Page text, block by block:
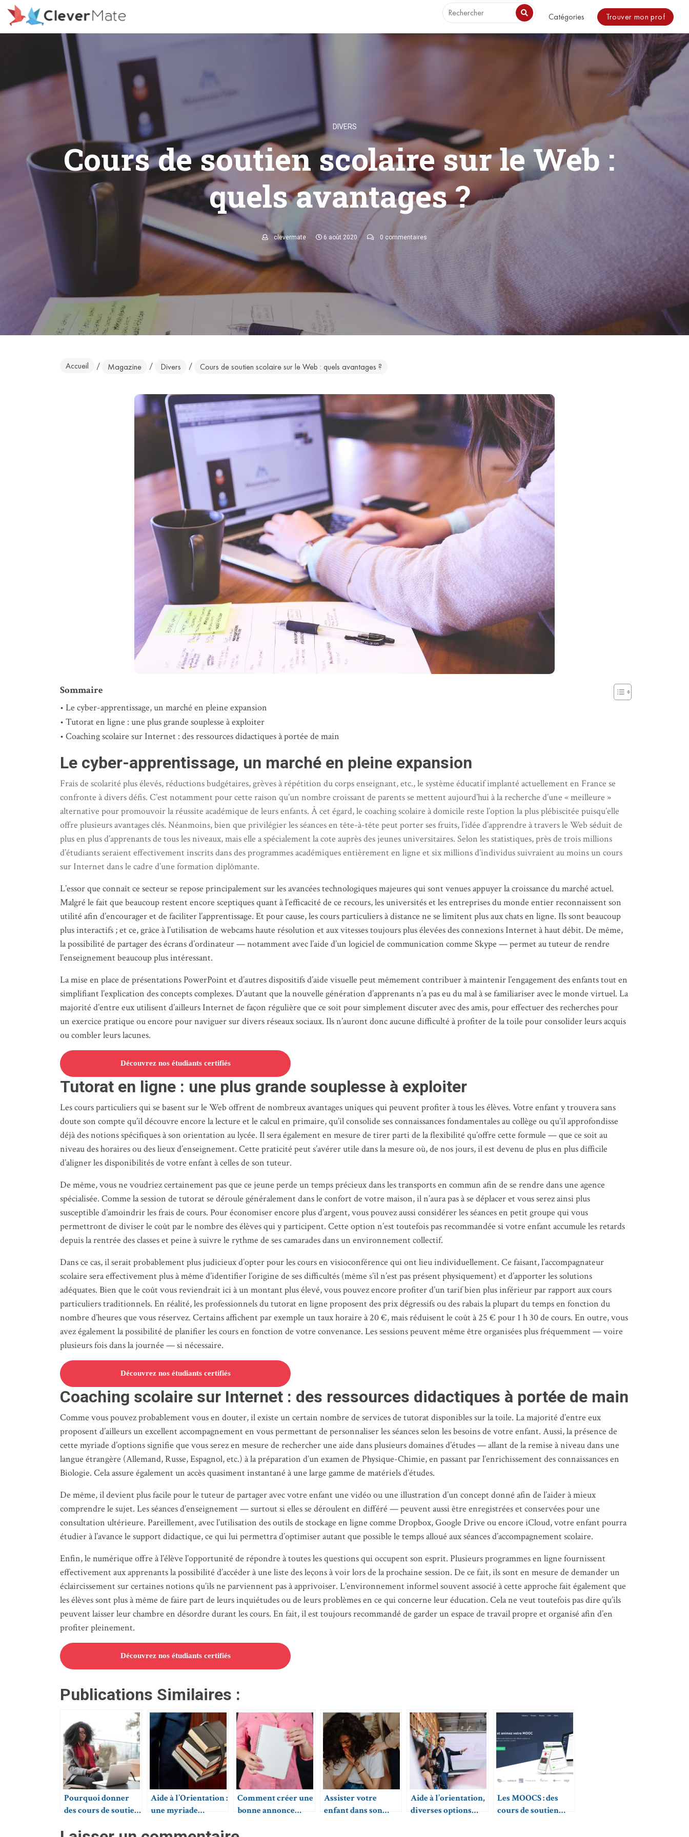
Deprecated: File registration.php is deprecated since version 3.1.0 with no alternative available. This file no longer needs to be included. in /usr/share/nginx/html/magazine/wp-
includes/functions.php on line 6078
Catégories Trouver mon prof
DIVERS
Cours de soutien scolaire sur le Web :
quels avantages ?
clevermate 6 août 2020 0 commentaires
Accueil / Magazine / Divers / Cours de soutien scolaire sur le Web : quels avantages ?
Sommaire
Le cyber-apprentissage, un marché en pleine expansion
Tutorat en ligne : une plus grande souplesse à exploiter
Coaching scolaire sur Internet : des ressources didactiques à portée de main
Le cyber-apprentissage, un marché en pleine expansion
Frais de scolarité plus élevés, réductions budgétaires, grèves à répétition du corps enseignant, etc., le système éducatif implanté actuellement en France se
confronte à divers défis. C’est notamment pour cette raison qu’un nombre croissant de parents se mettent aujourd’hui à la recherche d’une « meilleure »
alternative pour promouvoir la réussite académique de leurs enfants. À cet égard, le coaching scolaire à domicile reste l’option la plus plébiscitée puisqu’elle
offre plusieurs avantages clés. Néanmoins, bien que privilégier les séances en tête-à-tête peut porter ses fruits, l’idée d’apprendre à travers le Web séduit de
plus en plus d’apprenants de tous les niveaux, mais elle a spécialement la cote auprès des jeunes universitaires. Selon les statistiques, près de trois millions
d’étudiants seraient effectivement inscrits dans des programmes académiques entièrement en ligne et six millions d’individus suivraient au moins un cours
sur Internet dans le cadre d’une formation diplômante.
L’essor que connaît ce secteur se repose principalement sur les avancées technologiques majeures qui sont venues appuyer la croissance du marché actuel.
Malgré le fait que beaucoup restent encore sceptiques quant à l’efficacité de ce recours, les universités et les entreprises du monde entier reconnaissent son
utilité afin d’encourager et de faciliter l’apprentissage. Et pour cause, les cours particuliers à distance ne se limitent plus aux chats en ligne. Ils sont beaucoup
plus interactifs ; et ce, grâce à l’utilisation de webcams haute résolution et aux vitesses toujours plus élevées des connexions Internet à haut débit. De même,
la possibilité de partager des écrans d’ordinateur — notamment avec l’aide d’un logiciel de communication comme Skype — permet au tuteur de rendre
l’enseignement beaucoup plus intéressant.
La mise en place de présentations PowerPoint et d’autres dispositifs d’aide visuelle peut mêmement contribuer à maintenir l’engagement des enfants tout en
simplifiant l’explication des concepts complexes. D’autant que la nouvelle génération d’apprenants n’a pas eu du mal à se familiariser avec le monde virtuel. La
majorité d’entre eux utilisent d’ailleurs Internet de façon régulière que ce soit pour simplement discuter avec des amis, pour effectuer des recherches pour
un exercice pratique ou encore pour naviguer sur divers réseaux sociaux. Ils n’auront donc aucune difficulté à profiter de la toile pour consolider leurs acquis
ou combler leurs lacunes.
Découvrez nos étudiants certifiés
Tutorat en ligne : une plus grande souplesse à exploiter
Les cours particuliers qui se basent sur le Web offrent de nombreux avantages uniques qui peuvent profiter à tous les élèves. Votre enfant y trouvera sans
doute son compte qu’il découvre encore la lecture et le calcul en primaire, qu’il consolide ses connaissances fondamentales au collège ou qu’il approfondisse
déjà des notions spécifiques à son orientation au lycée. Il sera également en mesure de tirer parti de la flexibilité qu’offre cette formule — que ce soit au
niveau des horaires ou des lieux d’enseignement. Cette praticité peut s’avérer utile dans la mesure où, de nos jours, il est devenu de plus en plus difficile
d’aligner les disponibilités de votre enfant à celles de son tuteur.
De même, vous ne voudriez certainement pas que ce jeune perde un temps précieux dans les transports en commun afin de se rendre dans une agence
spécialisée. Comme la session de tutorat se déroule généralement dans le confort de votre maison, il n’aura pas à se déplacer et vous serez ainsi plus
susceptible d’amoindrir les frais de cours. Pour économiser encore plus d’argent, vous pouvez aussi considérer les séances en petit groupe qui vous
permettront de diviser le coût par le nombre des élèves qui y participent. Cette option n’est toutefois pas recommandée si votre enfant accumule les retards
depuis la rentrée des classes et peine à suivre le rythme de ses camarades dans un environnement collectif.
Dans ce cas, il serait probablement plus judicieux d’opter pour les cours en visioconférence qui ont lieu individuellement. Ce faisant, l’accompagnateur
scolaire sera effectivement plus à même d’identifier l’origine de ses difficultés (même s’il n’est pas présent physiquement) et d’apporter les solutions
adéquates. Bien que le coût vous reviendrait ici à un montant plus élevé, vous pouvez encore profiter d’un tarif bien plus inférieur par rapport aux cours
particuliers traditionnels. En réalité, les professionnels du tutorat en ligne proposent des prix dégressifs ou des rabais la plupart du temps en fonction du
nombre d’heures que vous réservez. Certains affichent par exemple un taux horaire à 20 €, mais réduisent le coût à 25 € pour 1 h 30 de cours. En outre, vous
avez également la possibilité de planifier les cours en fonction de votre convenance. Les sessions peuvent même être organisées plus fréquemment — voire
plusieurs fois dans la journée — si nécessaire.
Découvrez nos étudiants certifiés
Coaching scolaire sur Internet : des ressources didactiques à portée de main
Comme vous pouvez probablement vous en douter, il existe un certain nombre de services de tutorat disponibles sur la toile. La majorité d’entre eux
proposent d’ailleurs un excellent accompagnement en vous permettant de personnaliser les séances selon les besoins de votre enfant. Aussi, la présence de
cette myriade d’options signifie que vous serez en mesure de rechercher une aide dans plusieurs domaines d’études — allant de la remise à niveau dans une
langue étrangère (Allemand, Russe, Espagnol, etc.) à la préparation d’un examen de Physique-Chimie, en passant par l’enrichissement des connaissances en
Biologie. Cela assure également un accès quasiment instantané à une large gamme de matériels d’études.
De même, il devient plus facile pour le tuteur de partager avec votre enfant une vidéo ou une illustration d’un concept donné afin de l’aider à mieux
comprendre le sujet. Les séances d’enseignement — surtout si elles se déroulent en différé — peuvent aussi être enregistrées et conservées pour une
consultation ultérieure. Pareillement, avec l’utilisation des outils de stockage en ligne comme Dropbox, Google Drive ou encore iCloud, votre enfant pourra
étudier à l’avance le support didactique, ce qui lui permettra d’optimiser autant que possible le temps alloué aux séances d’accompagnement scolaire.
Enfin, le numérique offre à l’élève l’opportunité de répondre à toutes les questions qui occupent son esprit. Plusieurs programmes en ligne fournissent
effectivement aux apprenants la possibilité d’accéder à une liste des leçons à voir lors de la prochaine session. De ce fait, ils sont en mesure de demander un
éclaircissement sur certaines notions qu’ils ne parviennent pas à apprivoiser. L’environnement informel souvent associé à cette approche fait également que
les élèves sont plus à même de faire part de leurs inquiétudes ou de leurs problèmes en ce qui concerne leur éducation. Cela ne veut toutefois pas dire qu’ils
peuvent laisser leur chambre en désordre durant les cours. En fait, il est toujours recommandé de garder un espace de travail propre et organisé afin d’en
profiter pleinement.
Découvrez nos étudiants certifiés
Publications Similaires :
Pourquoi donner
des cours de soutien
Aide à l’Orientation :
une myriade
Comment créer une
bonne annonce
Assister votre
enfant dans son
Aide à l’orientation,
diverses options
Les MOOCS : des
cours de soutien